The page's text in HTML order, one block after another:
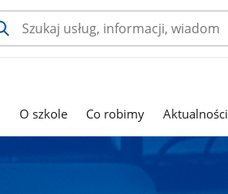
O szkole Co robimy Aktualności